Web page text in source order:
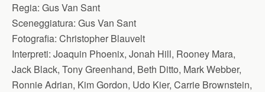
Regia: Gus Van Sant
Sceneggiatura: Gus Van Sant
Fotografia: Christopher Blauvelt
Interpreti: Joaquin Phoenix, Jonah Hill, Rooney Mara,
Jack Black, Tony Greenhand, Beth Ditto, Mark Webber,
Ronnie Adrian, Kim Gordon, Udo Kier, Carrie Brownstein,